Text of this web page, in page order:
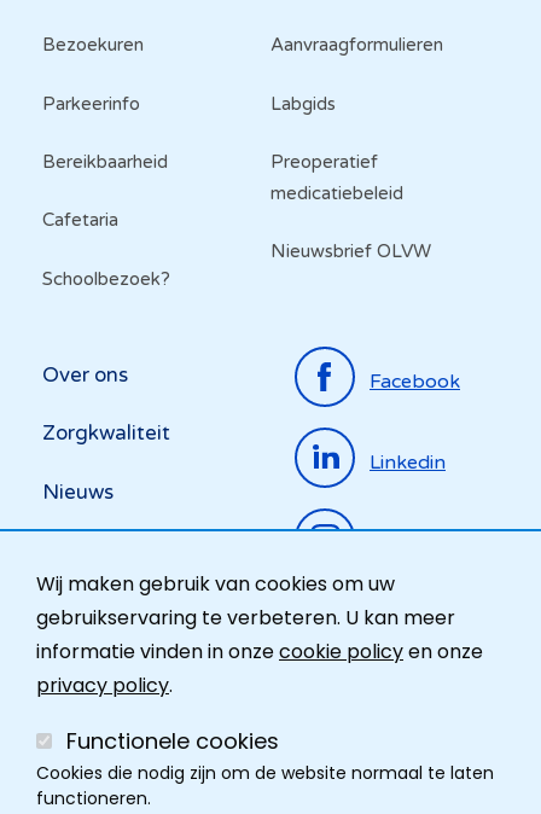
Wij maken gebruik van cookies om uw
gebruikservaring te verbeteren. U kan meer
informatie vinden in onzecookie policyen onze
privacy policy.
Functionele cookies
Cookies die nodig zijn om de website normaal te laten
functioneren.
Bezoekuren
Parkeerinfo
Bereikbaarheid
Cafetaria
Schoolbezoek?
Aanvraagformulieren
Labgids
Preoperatief
medicatiebeleid
Nieuwsbrief OLVW
Top
menu
Over ons
Zorgkwaliteit
Nieuws
Ombudsdienst
Facebook
Linkedin
Instagram